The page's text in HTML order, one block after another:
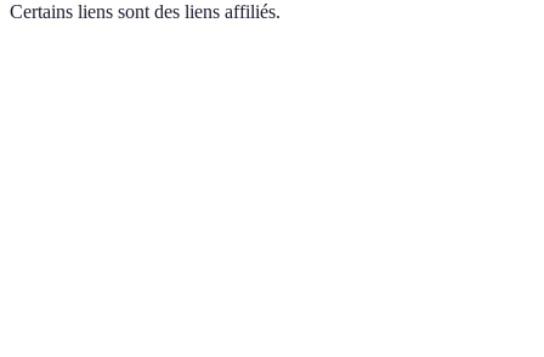
Certains liens sont des liens affiliés.